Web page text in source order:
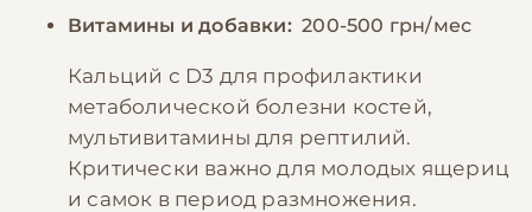
Витамины и добавки: 200-500 грн/мес
Кальций с D3 для профилактики
метаболической болезни костей,
мультивитамины для рептилий.
Критически важно для молодых ящериц
и самок в период размножения.